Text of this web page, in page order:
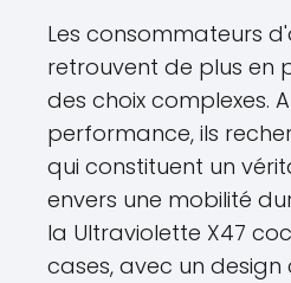
Les consommateurs
retrouvent de plus en
des choix complexes.
performance, ils
qui constituent un
envers une mobilité
la Ultraviolette X47
cases, avec un